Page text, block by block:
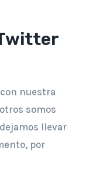
nuestra
somos
llevar
por